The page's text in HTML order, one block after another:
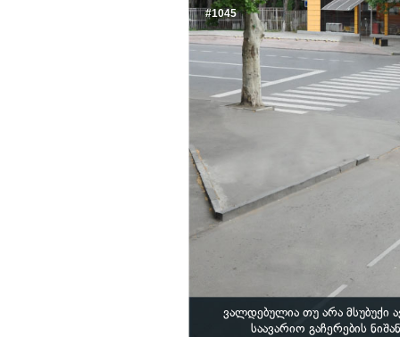
#1045
ვალდებულია თუ არა მსუბუქი
საავარიო გაჩერების